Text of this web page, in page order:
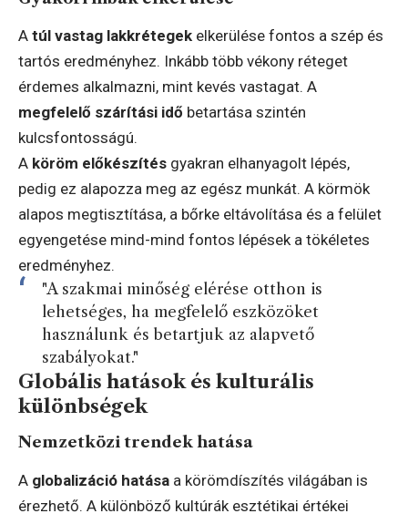
A túl vastag lakkrétegek elkerülése fontos a szép és
tartós eredményhez. Inkább több vékony réteget
érdemes alkalmazni, mint kevés vastagat. A
megfelelő szárítási idő betartása szintén
kulcsfontosságú.
A köröm előkészítés gyakran elhanyagolt lépés,
pedig ez alapozza meg az egész munkát. A körmök
alapos megtisztítása, a bőrke eltávolítása és a felület
egyengetése mind-mind fontos lépések a tökéletes
eredményhez.
"A szakmai minőség elérése otthon is
lehetséges, ha megfelelő eszközöket
használunk és betartjuk az alapvető
szabályokat."
Globális hatások és kulturális
különbségek
Nemzetközi trendek hatása
A globalizáció hatása a körömdíszítés világában is
érezhető. A különböző kultúrák esztétikai értékei